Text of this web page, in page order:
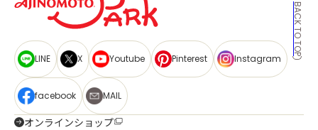
BACK TO TOP
LINE X Youtube Pinterest Instagram
facebook MAIL
オンラインショップ